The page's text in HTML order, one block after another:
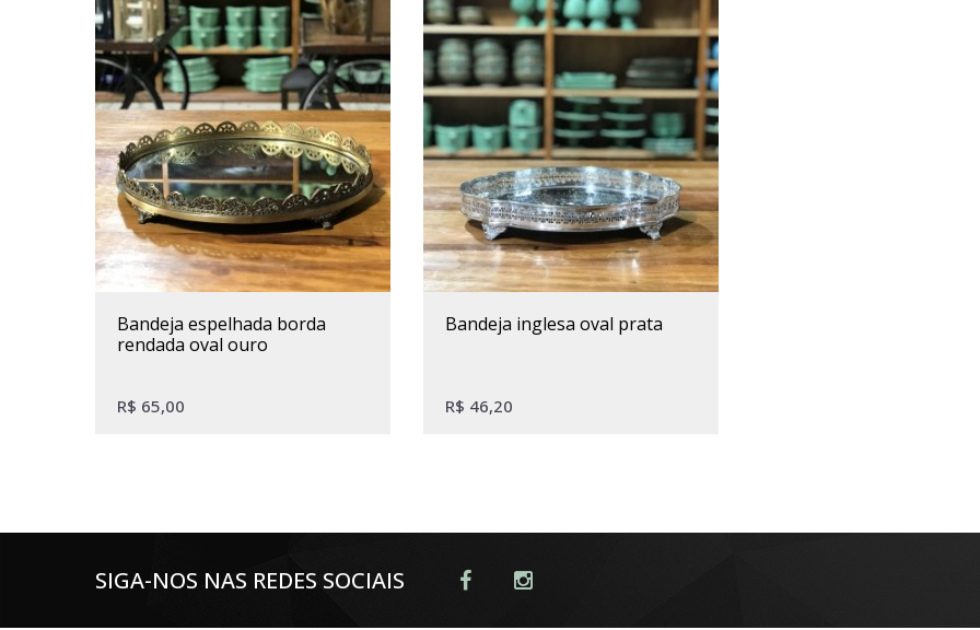
bandeja espelhada borda
rendada oval ouro
R$ 65,00
bandeja inglesa oval prata
R$ 46,20
SIGA-NOS NAS REDES SOCIAIS